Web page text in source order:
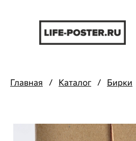
Главная / Каталог / Бирки